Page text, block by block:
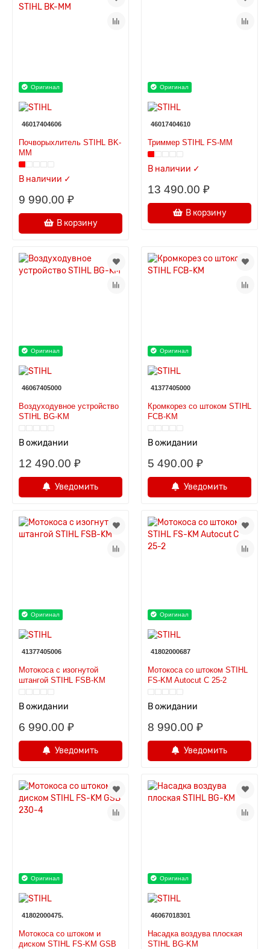
Оригинал
46017404606
Почворыхлитель STIHL BK-
MM
В наличии ✓
9 990.00 ₽
В корзину
Оригинал
46017404610
Триммер STIHL FS-MM
В наличии ✓
13 490.00 ₽
В корзину
Оригинал
46067405000
Воздуходувное устройство
STIHL BG-KM
В ожидании
12 490.00 ₽
Уведомить
Оригинал
41377405000
Кромкорез со штоком STIHL
FCB-KM
В ожидании
5 490.00 ₽
Уведомить
Оригинал
41377405006
Мотокоса с изогнутой
штангой STIHL FSB-KM
В ожидании
6 990.00 ₽
Уведомить
Оригинал
41802000687
Мотокоса со штоком STIHL
FS-KM Autocut C 25-2
В ожидании
8 990.00 ₽
Уведомить
Оригинал
41802000475.
Мотокоса со штоком и
диском STIHL FS-KM GSB
Оригинал
46067018301
Насадка воздува плоская
STIHL BG-KM